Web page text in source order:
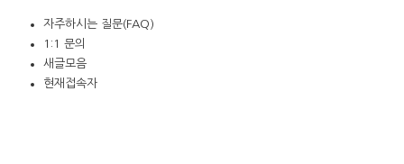
자주하시는 질문(FAQ)
1:1 문의
새글모음
현재접속자